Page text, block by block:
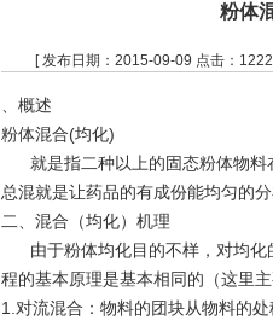
粉体
[ 发布日期：2015-09-09 点击：
、概述
粉体混合(均化)
就是指二种以上的固态粉体物料
总混就是让药品的有成份能均匀的
二、混合（均化）机理
由于粉体均化目的不样，对均化
程的基本原理是基本相同的（这里
1.对流混合：物料的团块从物料的